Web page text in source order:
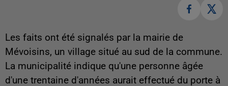
Les faits ont été signalés par la mairie de
Mévoisins, un village situé au sud de la commune.
La municipalité indique qu'une personne âgée
d'une trentaine d'années aurait effectué du porte à